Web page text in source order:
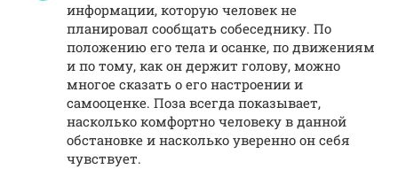
информации, которую человек не
планировал сообщать собеседнику. По
положению его тела и осанке, по движениям
и по тому, как он держит голову, можно
многое сказать о его настроении и
самооценке. Поза всегда показывает,
насколько комфортно человеку в данной
обстановке и насколько уверенно он себя
чувствует.